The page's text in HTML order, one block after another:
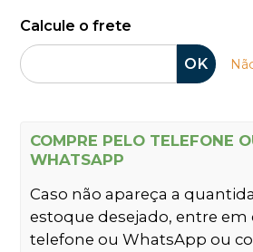
Calcule o frete
OK
COMPRE PELO TELEFONE
WHATSAPP
Caso não apareça a
estoque desejado, entre
telefone ou WhatsApp ou